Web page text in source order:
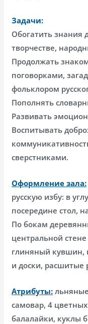
Задачи:
Обогатить знания
творчестве,
Продолжать
поговорками,
фольклором
Пополнять
Развивать
Воспитывать
сверстниками.
Оформление зала:
русскую избу: в
посередине стол,
По бокам
центральной
глиняный кувшин,
и доски, расшитые
Атрибуты:
самовар, 4
балалайки, куклы